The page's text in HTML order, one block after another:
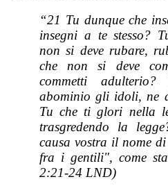
“21 Tu dunque che
insegni a te stesso?
non si deve rubare,
che non si deve
commetti
abominio gli idoli, ne
Tu che ti glori nella
trasgredendo la
causa vostra il nome
fra i gentili", come
2:21-24 LND)